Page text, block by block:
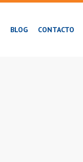
BLOG CONTACTO